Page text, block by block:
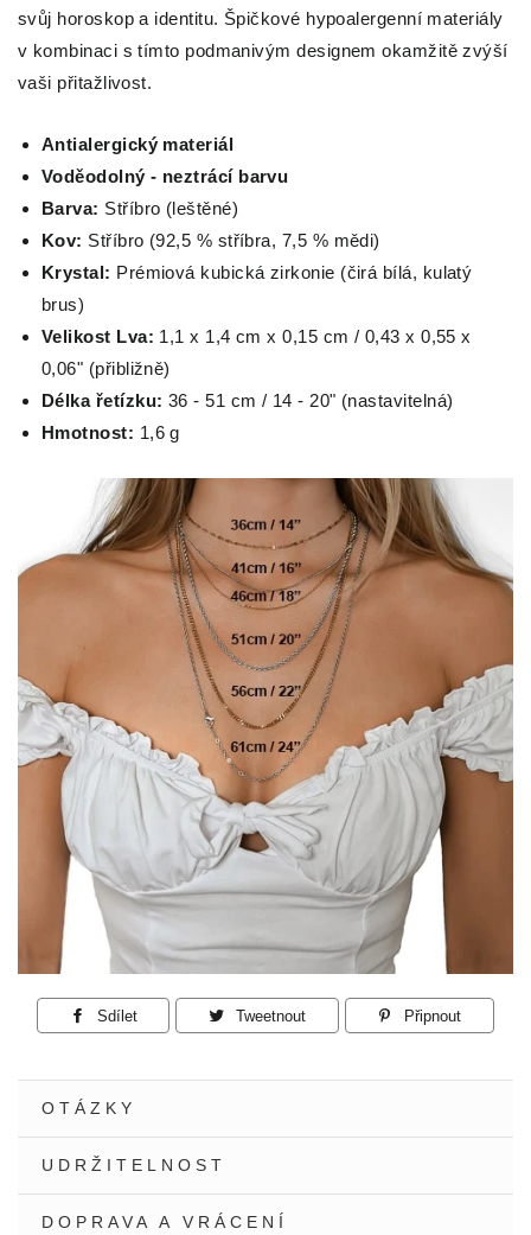
svůj horoskop a identitu. Špičkové hypoalergenní materiály
v kombinaci s tímto podmanivým designem okamžitě zvýší
vaši přitažlivost.
Antialergický materiál
Voděodolný - neztrácí barvu
Barva: Stříbro (leštěné)
Kov: Stříbro (92,5 % stříbra, 7,5 % mědi)
Krystal: Prémiová kubická zirkonie (čirá bílá, kulatý
brus)
Velikost Lva: 1,1 x 1,4 cm x 0,15 cm / 0,43 x 0,55 x
0,06" (přibližně)
Délka řetízku: 36 - 51 cm / 14 - 20" (nastavitelná)
Hmotnost: 1,6 g
Sdílet Tweetnout
Tweetnout
Připnout
OTÁZKY
UDRŽITELNOST
DOPRAVA A VRÁCENÍ